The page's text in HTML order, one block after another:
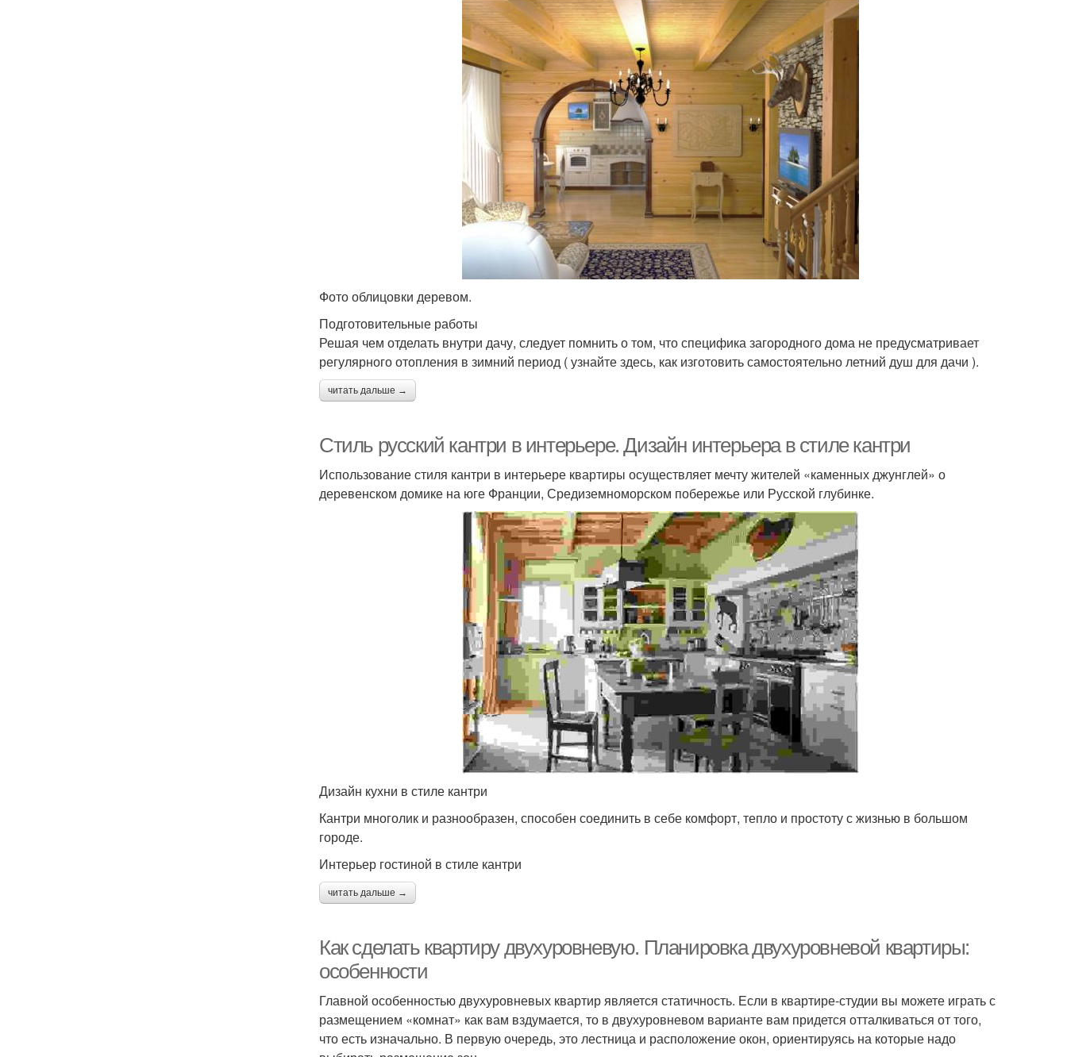
Фото облицовки деревом.
Подготовительные работы
Решая чем отделать внутри дачу, следует помнить о том, что специфика загородного дома не предусматривает
регулярного отопления в зимний период ( узнайте здесь, как изготовить самостоятельно летний душ для дачи ).
читать дальше →
Стиль русский кантри в интерьере. Дизайн интерьера в стиле кантри
Использование стиля кантри в интерьере квартиры осуществляет мечту жителей «каменных джунглей» о
деревенском домике на юге Франции, Средиземноморском побережье или Русской глубинке.
Дизайн кухни в стиле кантри
Кантри многолик и разнообразен, способен соединить в себе комфорт, тепло и простоту с жизнью в большом
городе.
Интерьер гостиной в стиле кантри
читать дальше →
Как сделать квартиру двухуровневую. Планировка двухуровневой квартиры:
особенности
Главной особенностью двухуровневых квартир является статичность. Если в квартире-студии вы можете играть с
размещением «комнат» как вам вздумается, то в двухуровневом варианте вам придется отталкиваться от того,
что есть изначально. В первую очередь, это лестница и расположение окон, ориентируясь на которые надо